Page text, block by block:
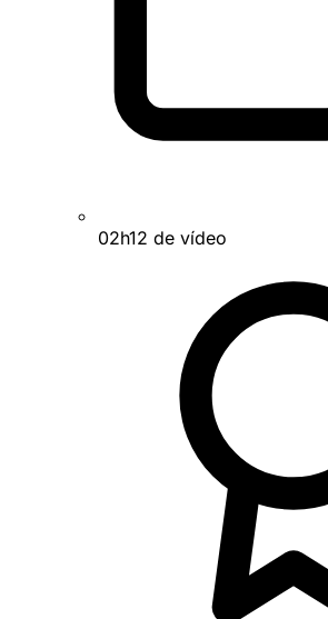
02h12 de vídeo